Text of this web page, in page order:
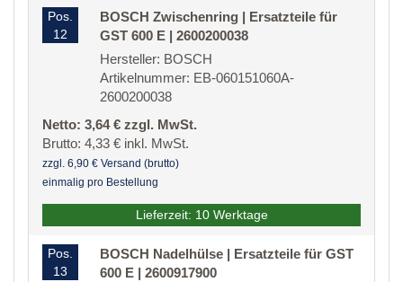
Pos.
12
BOSCH Zwischenring | Ersatzteile für
GST 600 E | 2600200038
Hersteller: BOSCH
Artikelnummer: EB-060151060A-
2600200038
Netto: 3,64 € zzgl. MwSt.
Brutto: 4,33 € inkl. MwSt.
zzgl. 6,90 € Versand (brutto)
einmalig pro Bestellung
Lieferzeit: 10 Werktage
Pos.
13
BOSCH Nadelhülse | Ersatzteile für GST
600 E | 2600917900